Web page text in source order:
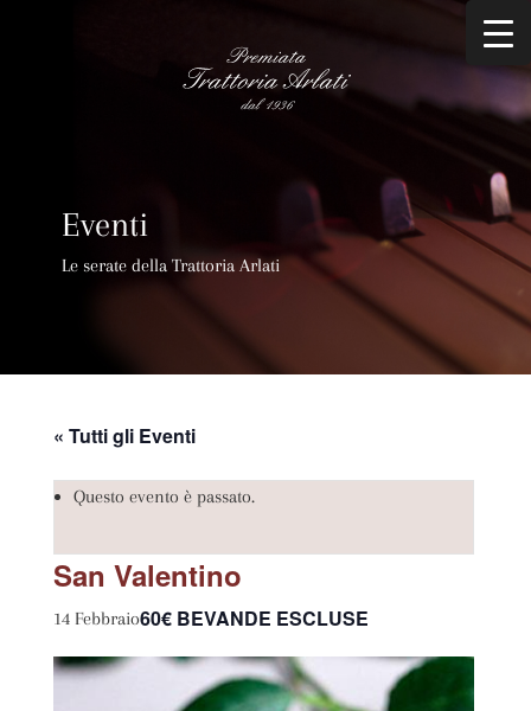
Eventi
Le serate della Trattoria Arlati
« Tutti gli Eventi
Questo evento è passato.
San Valentino
14 Febbraio60€ BEVANDE ESCLUSE